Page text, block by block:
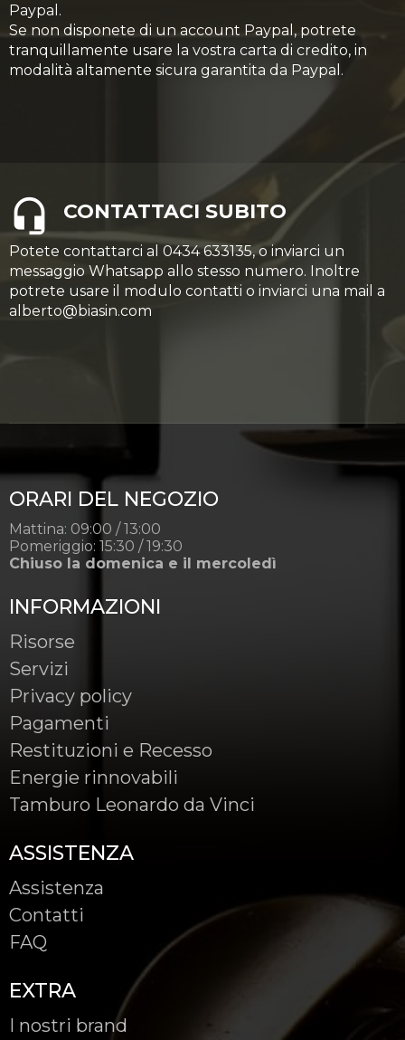
Paypal.
Se non disponete di un account Paypal, potrete
tranquillamente usare la vostra carta di credito, in
modalità altamente sicura garantita da Paypal.
CONTATTACI SUBITO
Potete contattarci al 0434 633135, o inviarci un
messaggio Whatsapp allo stesso numero. Inoltre
potrete usare il modulo contatti o inviarci una mail a
alberto@biasin.com
ORARI DEL NEGOZIO
Mattina: 09:00 / 13:00
Pomeriggio: 15:30 / 19:30
Chiuso la domenica e il mercoledì
INFORMAZIONI
Risorse
Servizi
Privacy policy
Pagamenti
Restituzioni e Recesso
Energie rinnovabili
Tamburo Leonardo da Vinci
ASSISTENZA
Assistenza
Contatti
FAQ
EXTRA
I nostri brand